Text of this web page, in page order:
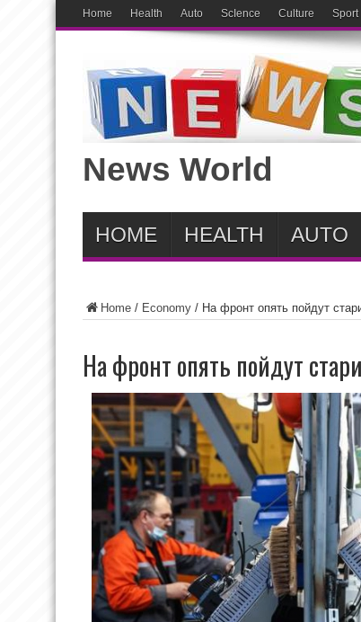
Home Health Auto ScIence Culture Sport
News World
HOME HEALTH AUTO
Home / Economy / На фронт опять пойдут
На фронт опять пойдут